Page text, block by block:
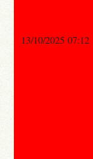
13/10/2025 07:12